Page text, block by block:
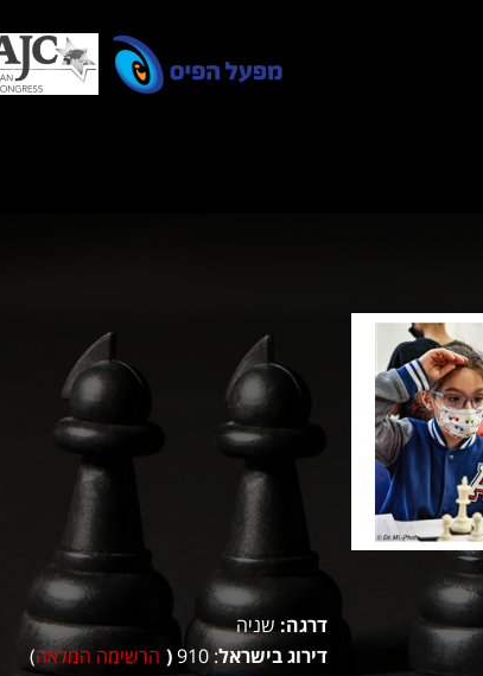
דרגה: שניה
דירוג בישראל: 910
( הרשימה המלאה)